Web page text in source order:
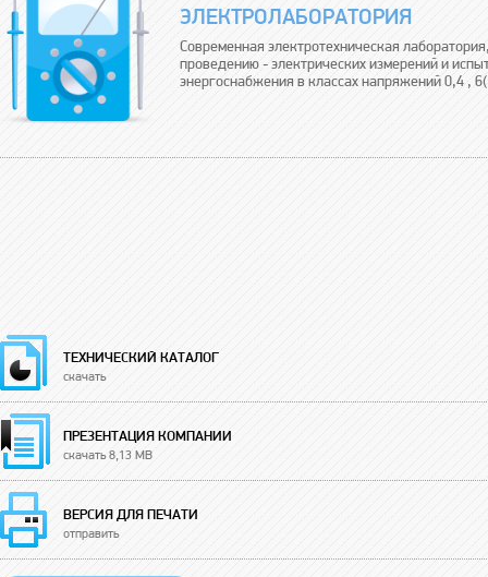
ЭЛЕКТРОЛАБОРАТОРИЯ
Современная электротехническая
проведению - электрических измерений и
энергоснабжения в классах напряжений 0,4 ,
ТЕХНИЧЕСКИЙ КАТАЛОГ
скачать
ПРЕЗЕНТАЦИЯ КОМПАНИИ
скачать 8,13 MB
ВЕРСИЯ ДЛЯ ПЕЧАТИ
отправить